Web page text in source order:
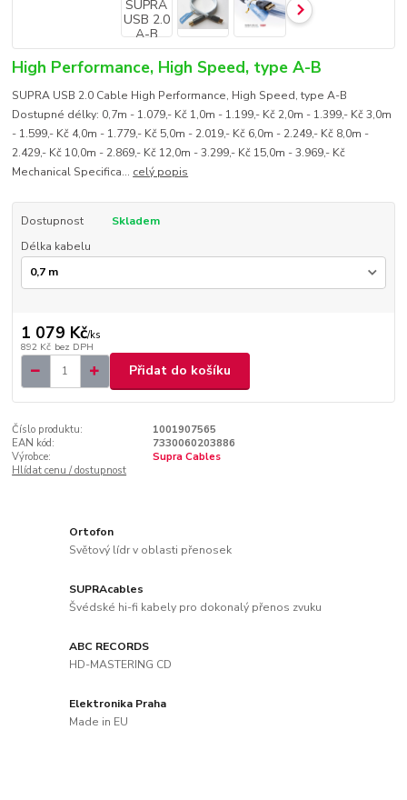
High Performance, High Speed, type A-B
SUPRA USB 2.0 Cable High Performance, High Speed, type A-B
Dostupné délky: 0,7m - 1.079,- Kč 1,0m - 1.199,- Kč 2,0m - 1.399,- Kč 3,0m
- 1.599,- Kč 4,0m - 1.779,- Kč 5,0m - 2.019,- Kč 6,0m - 2.249,- Kč 8,0m -
2.429,- Kč 10,0m - 2.869,- Kč 12,0m - 3.299,- Kč 15,0m - 3.969,- Kč
Mechanical Specifica... celý popis
Dostupnost
Skladem
Délka kabelu
1 079 Kč/ks
892 Kč bez DPH
Přidat do košíku
Číslo produktu:
1001907565
EAN kód:
7330060203886
Výrobce:
Supra Cables
Hlídat cenu / dostupnost
Ortofon
Světový lídr v oblasti přenosek
SUPRAcables
Švédské hi-fi kabely pro dokonalý přenos zvuku
ABC RECORDS
HD-MASTERING CD
Elektronika Praha
Made in EU